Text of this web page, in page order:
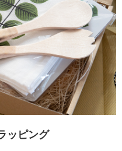
ッピング